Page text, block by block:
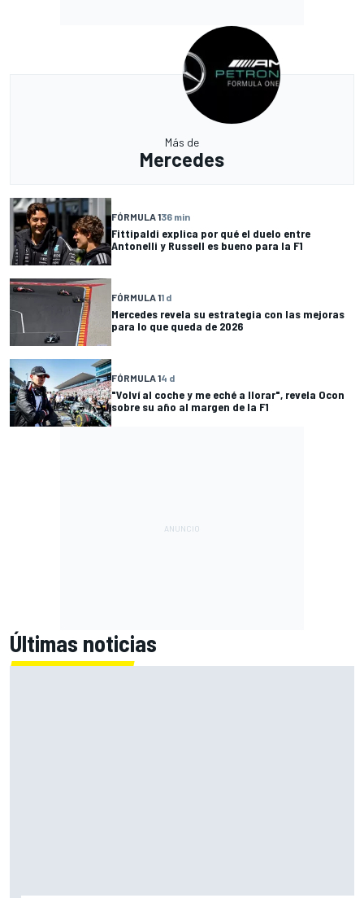
Más de
Mercedes
FÓRMULA 136 min
Fittipaldi explica por qué el duelo entre
Antonelli y Russell es bueno para la F1
FÓRMULA 11 d
Mercedes revela su estrategia con las mejoras
para lo que queda de 2026
FÓRMULA 14 d
"Volví al coche y me eché a llorar", revela Ocon
sobre su año al margen de la F1
Últimas noticias